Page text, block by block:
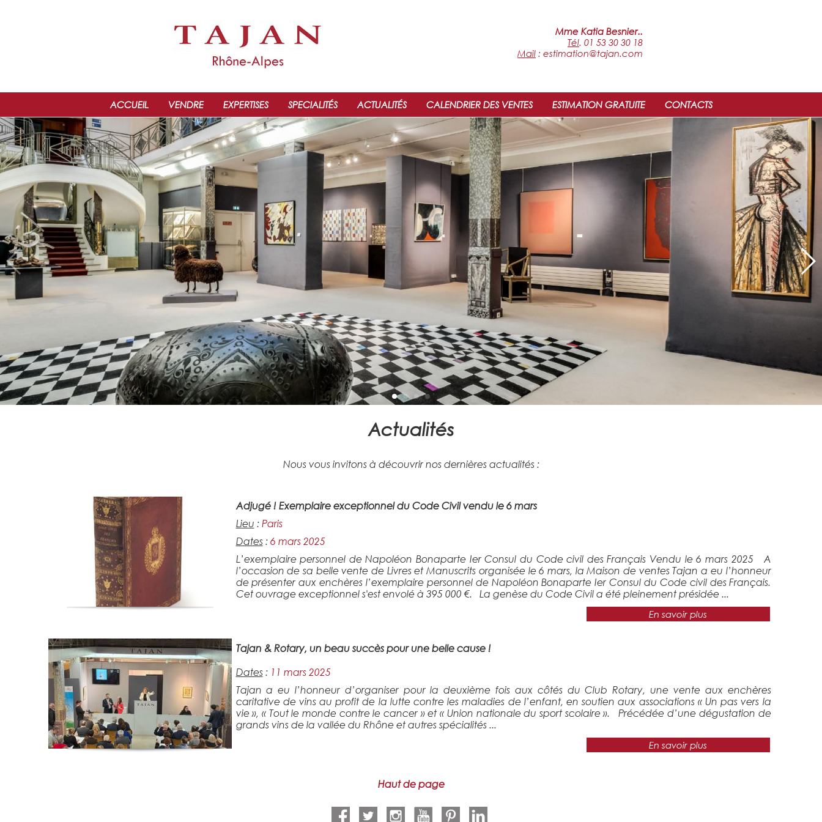
Mme Katia Besnier..
Tél. 01 53 30 30 18
Mail : estimation@tajan.com
ACCUEIL VENDRE EXPERTISES SPECIALITÉS ACTUALITÉS CALENDRIER DES VENTES ESTIMATION GRATUITE CONTACTS
Actualités
Nous vous invitons à découvrir nos dernières actualités :
Adjugé ! Exemplaire exceptionnel du Code Civil vendu le 6 mars
Lieu : Paris
Dates: 6 mars 2025
L’exemplaire personnel de Napoléon Bonaparte Ier Consul du Code civil des Français Vendu le 6 mars 2025 A
l’occasion de sa belle vente de Livres et Manuscrits organisée le 6 mars, la Maison de ventes Tajan a eu l’honneur
de présenter aux enchères l’exemplaire personnel de Napoléon Bonaparte Ier Consul du Code civil des Français.
Cet ouvrage exceptionnel s'est envolé à 395 000 €. La genèse du Code Civil a été pleinement présidée ...
En savoir plus
Tajan & Rotary, un beau succès pour une belle cause !
Dates: 11 mars 2025
Tajan a eu l’honneur d’organiser pour la deuxième fois aux côtés du Club Rotary, une vente aux enchères
caritative de vins au profit de la lutte contre les maladies de l’enfant, en soutien aux associations « Un pas vers la
vie », « Tout le monde contre le cancer » et « Union nationale du sport scolaire ». Précédée d’une dégustation de
grands vins de la vallée du Rhône et autres spécialités ...
En savoir plus
Haut de page